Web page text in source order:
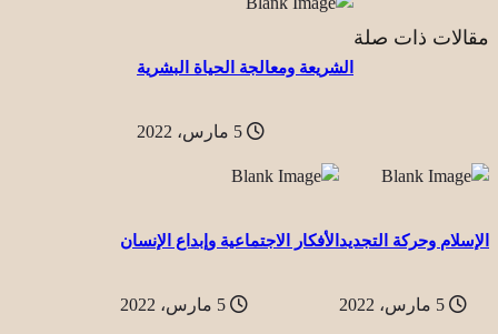
مقالات ذات صلة
الشريعة ومعالجة الحياة البشرية
الإسلام وحركة التجديدالأفكار الاجتماعية وإبداع الإنسان